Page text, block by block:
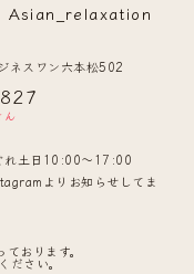
Asian_relaxation
ネスワン六本松502
土日10:00〜17:00
よりお知らせしてま
おります。
ださい。